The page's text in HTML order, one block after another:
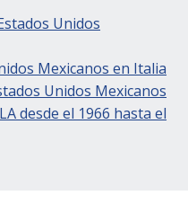
Unidos
Mexicanos en Italia
Unidos Mexicanos
desde el 1966 hasta el